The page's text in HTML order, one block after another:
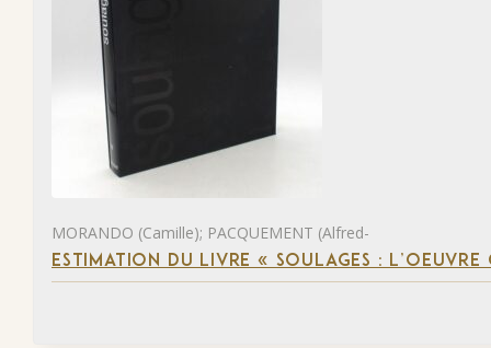
MORANDO (Camille); PACQUEMENT (Alfred-
ESTIMATION DU LIVRE « SOULAGES :